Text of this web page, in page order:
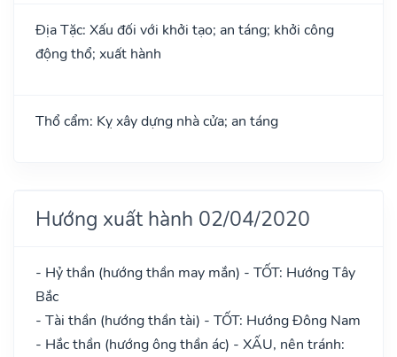
Địa Tặc: Xấu đối với khởi tạo; an táng; khởi công
động thổ; xuất hành
Thổ cẩm: Kỵ xây dựng nhà cửa; an táng
Hướng xuất hành 02/04/2020
- Hỷ thần (hướng thần may mắn) - TỐT: Hướng Tây
Bắc
- Tài thần (hướng thần tài) - TỐT: Hướng Đông Nam
- Hắc thần (hướng ông thần ác) - XẤU, nên tránh: